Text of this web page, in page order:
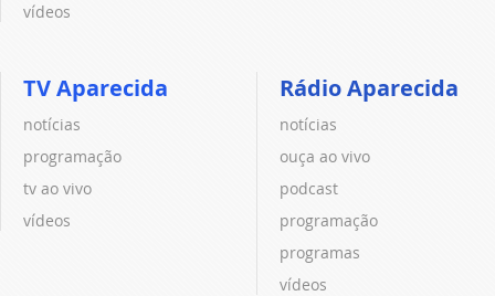
vídeos
TV Aparecida
notícias
programação
tv ao vivo
vídeos
Rádio Aparecida
notícias
ouça ao vivo
podcast
programação
programas
vídeos